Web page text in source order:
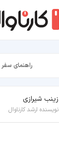
راهنمای سفر
زينب شيرازی
نویسنده ارشد کارناوال